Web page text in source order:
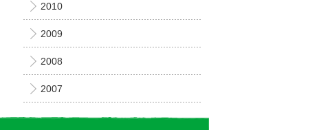
2010
2009
2008
2007